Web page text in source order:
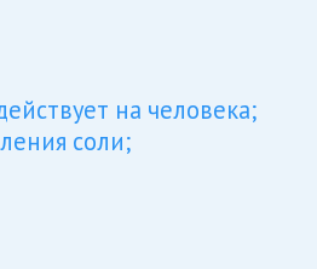
на человека;
соли;